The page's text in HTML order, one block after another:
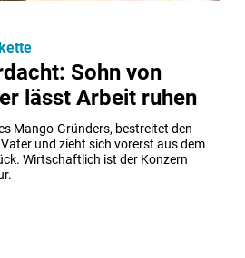
Sohn von
lässt Arbeit ruhen
Mango-Gründers, bestreitet den
und zieht sich vorerst aus dem
Wirtschaftlich ist der Konzern